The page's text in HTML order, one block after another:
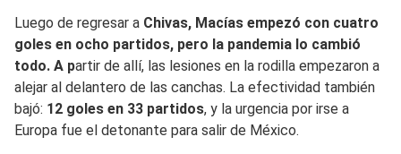
Luego de regresar a Chivas, Macías empezó con cuatro
goles en ocho partidos, pero la pandemia lo cambió
todo. A partir de allí, las lesiones en la rodilla empezaron a
alejar al delantero de las canchas. La efectividad también
bajó: 12 goles en 33 partidos, y la urgencia por irse a
Europa fue el detonante para salir de México.